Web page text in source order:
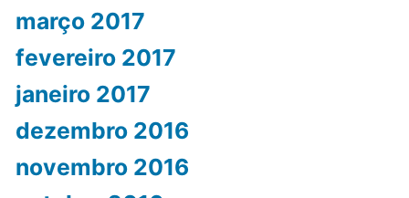
março 2017
fevereiro 2017
janeiro 2017
dezembro 2016
novembro 2016